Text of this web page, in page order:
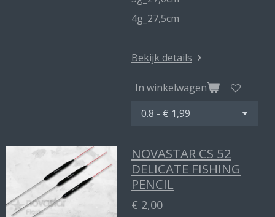
4g_27,5cm
Bekijk details
In winkelwagen
NOVASTAR CS 52
DELICATE FISHING
PENCIL
€ 2,00